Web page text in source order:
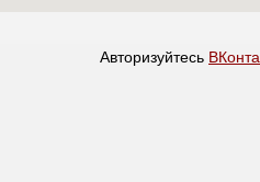
Авторизуйтесь